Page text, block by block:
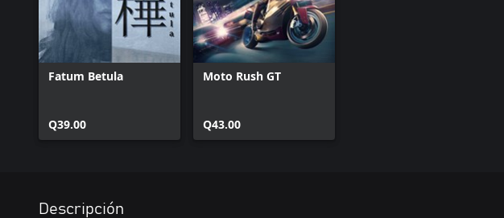
Fatum Betula
Q39.00
Moto Rush GT
Q43.00
Descripción